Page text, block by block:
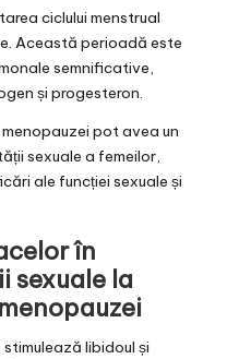
ciclului menstrual
Această perioadă este
semnificative,
și progesteron.
pot avea un
sexuale a femeilor,
ale funcției sexuale și
în
sexuale la
libidoul și